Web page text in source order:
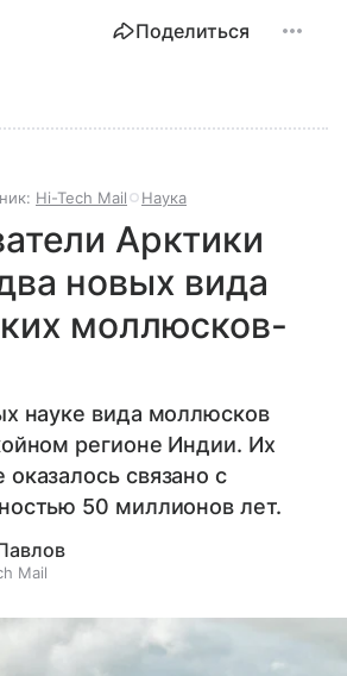
Поделиться
Hi-Tech Mail Наука
Арктики
новых вида
моллюсков-
науке вида моллюсков
регионе Индии. Их
связано с
50 миллионов лет.
Mail